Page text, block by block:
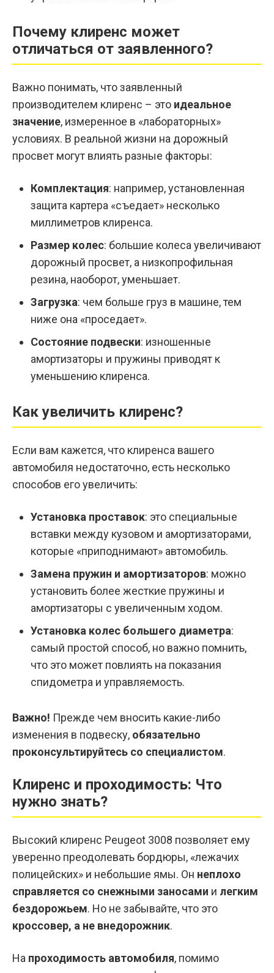
Почему клиренс может
отличаться от заявленного?
Важно понимать, что заявленный
производителем клиренс – это идеальное
значение, измеренное в «лабораторных»
условиях. В реальной жизни на дорожный
просвет могут влиять разные факторы:
Комплектация: например, установленная
защита картера «съедает» несколько
миллиметров клиренса.
Размер колес: большие колеса увеличивают
дорожный просвет, а низкопрофильная
резина, наоборот, уменьшает.
Загрузка: чем больше груз в машине, тем
ниже она «проседает».
Состояние подвески: изношенные
амортизаторы и пружины приводят к
уменьшению клиренса.
Как увеличить клиренс?
Если вам кажется, что клиренса вашего
автомобиля недостаточно, есть несколько
способов его увеличить:
Установка проставок: это специальные
вставки между кузовом и амортизаторами,
которые «приподнимают» автомобиль.
Замена пружин и амортизаторов: можно
установить более жесткие пружины и
амортизаторы с увеличенным ходом.
Установка колес большего диаметра:
самый простой способ, но важно помнить,
что это может повлиять на показания
спидометра и управляемость.
Важно! Прежде чем вносить какие-либо
изменения в подвеску, обязательно
проконсультируйтесь со специалистом.
Клиренс и проходимость: Что
нужно знать?
Высокий клиренс Peugeot 3008 позволяет ему
уверенно преодолевать бордюры, «лежачих
полицейских» и небольшие ямы. Он неплохо
справляется со снежными заносами и легким
бездорожьем. Но не забывайте, что это
кроссовер, а не внедорожник.
На проходимость автомобиля, помимо